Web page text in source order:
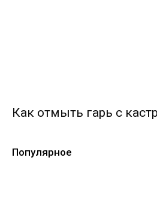
Как отмыть гарь с
Популярное